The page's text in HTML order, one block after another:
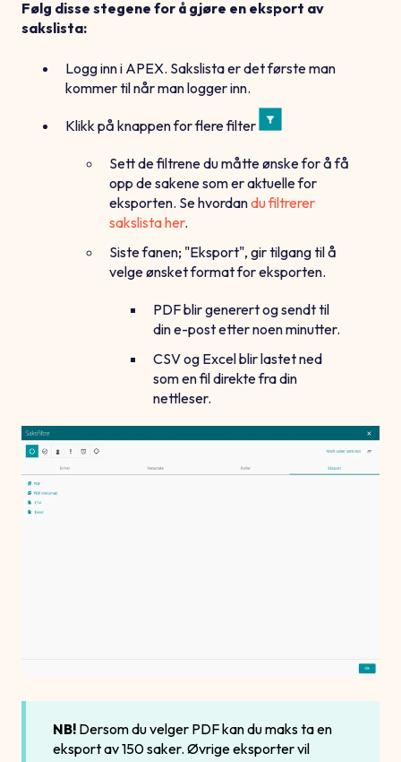
Følg disse stegene for å gjøre en eksport av
sakslista:
Logg inn i APEX. Sakslista er det første man
kommer til når man logger inn.
Klikk på knappen for flere filter
Sett de filtrene du måtte ønske for å få
opp de sakene som er aktuelle for
eksporten. Se hvordandu filtrerer
sakslista her.
Siste fanen; "Eksport", gir tilgang til å
velge ønsket format for eksporten.
PDF blir generert og sendt til
din e-post etter noen minutter.
CSV og Excel blir lastet ned
som en fil direkte fra din
nettleser.
NB! Dersom du velger PDF kan du maks ta en
eksport av 150 saker. Øvrige eksporter vil